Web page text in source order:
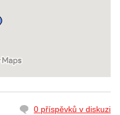
0 příspěvků v diskuzi